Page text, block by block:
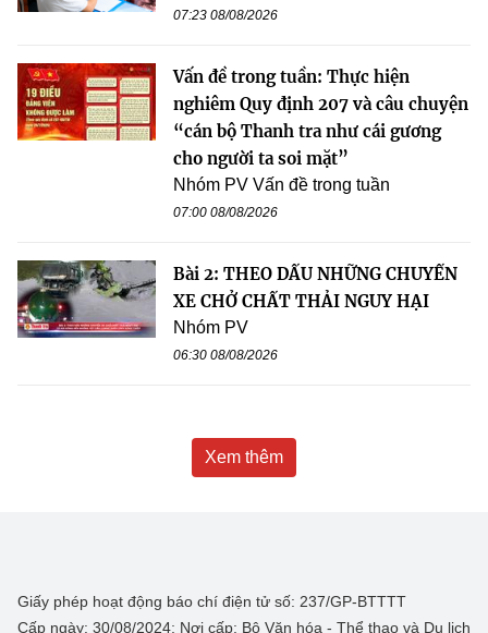
07:23 08/08/2026
Vấn đề trong tuần: Thực hiện
nghiêm Quy định 207 và câu chuyện
“cán bộ Thanh tra như cái gương
cho người ta soi mặt”
Nhóm PV Vấn đề trong tuần
07:00 08/08/2026
Bài 2: THEO DẤU NHỮNG CHUYẾN
XE CHỞ CHẤT THẢI NGUY HẠI
Nhóm PV
06:30 08/08/2026
Xem thêm
Giấy phép hoạt động báo chí điện tử số: 237/GP-BTTTT
Cấp ngày: 30/08/2024; Nơi cấp: Bộ Văn hóa - Thể thao và Du lịch